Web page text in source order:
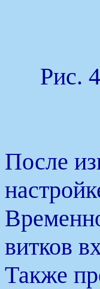
Рис.
После
витков
Также